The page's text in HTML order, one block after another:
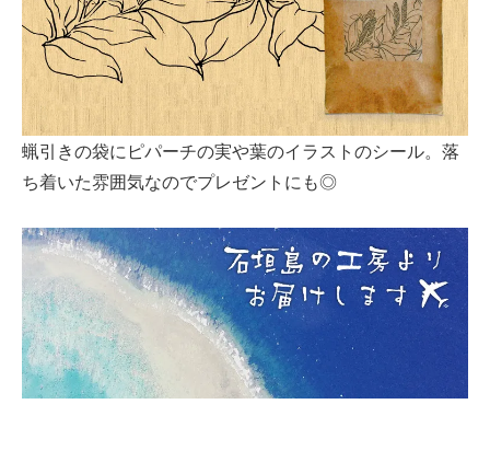
蝋引きの袋にピパーチの実や葉のイラストのシール。落
ち着いた雰囲気なのでプレゼントにも◎